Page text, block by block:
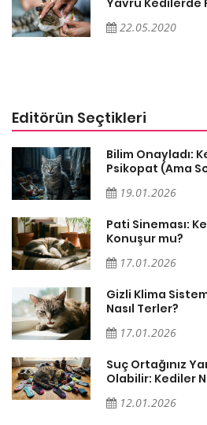
22.05.2020
Editörün Seçtikleri
Bilim Onayladı:
Psikopat (Ama
19.01.2026
Pati Sineması:
Konuşur mu?
17.01.2026
Gizli Klima
Nasıl Terler?
17.01.2026
Suç Ortağınız
Olabilir: Kediler
12.01.2026